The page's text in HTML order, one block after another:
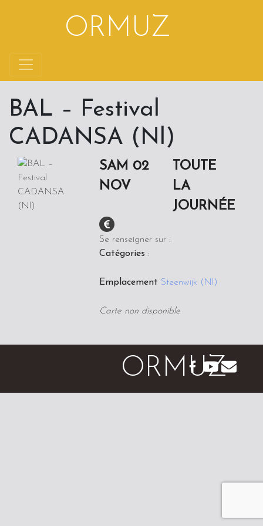
ORMUZ
BAL – Festival
CADANSA (Nl)
SAM 02
NOV
TOUTE
LA
JOURNÉE
Se renseigner sur :
Catégories :
Emplacement Steenwijk (Nl)
Carte non disponible
ORMUZ